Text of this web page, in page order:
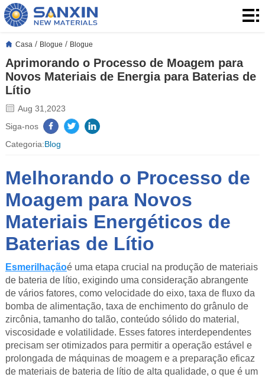
Casa
Produtos
Aplicação
Blogue
Quem
somos
Contato
Casa / Blogue / Blogue
Aprimorando o Processo de Moagem para
Novos Materiais de Energia para Baterias de
Lítio
Aug 31,2023
Siga-nos
Categoria:Blog
Melhorando o Processo de
Moagem para Novos
Materiais Energéticos de
Baterias de Lítio
Esmerilhaçãoé uma etapa crucial na produção de materiais
de bateria de lítio, exigindo uma consideração abrangente
de vários fatores, como velocidade do eixo, taxa de fluxo da
bomba de alimentação, taxa de enchimento do grânulo de
zircônia, tamanho do talão, conteúdo sólido do material,
viscosidade e volatilidade. Esses fatores interdependentes
precisam ser otimizados para permitir a operação estável e
prolongada de máquinas de moagem e a preparação eficaz
de materiais de bateria de lítio de alta qualidade, o que é um